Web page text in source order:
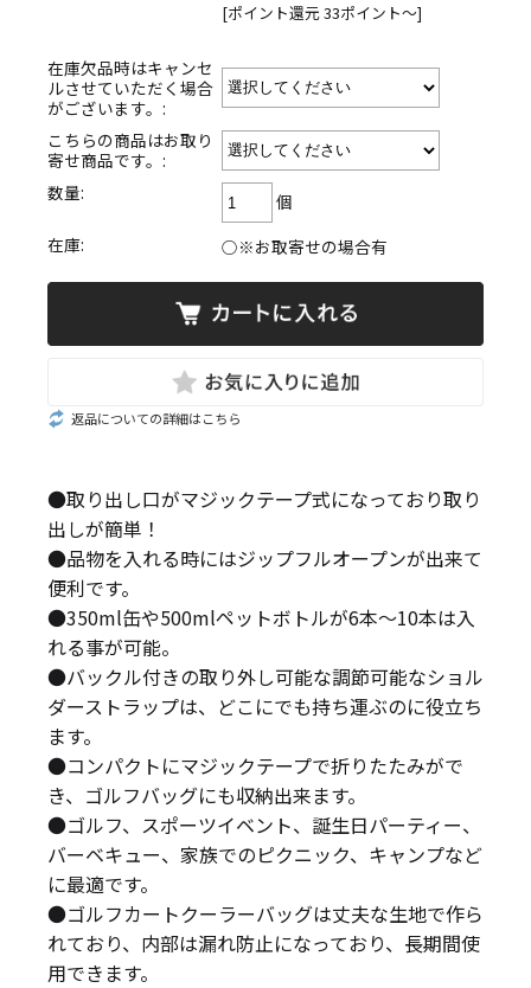
[ポイント還元 33ポイント～]
在庫欠品時はキャンセ
ルさせていただく場合
がございます。:
こちらの商品はお取り
寄せ商品です。:
数量:
個
在庫:
○※お取寄せの場合有
返品についての詳細はこちら
●取り出し口がマジックテープ式になっており取り
出しが簡単！
●品物を入れる時にはジップフルオープンが出来て
便利です。
●350ml缶や500mlペットボトルが6本〜10本は入
れる事が可能。
●バックル付きの取り外し可能な調節可能なショル
ダーストラップは、どこにでも持ち運ぶのに役立ち
ます。
●コンパクトにマジックテープで折りたたみがで
き、ゴルフバッグにも収納出来ます。
●ゴルフ、スポーツイベント、誕生日パーティー、
バーベキュー、家族でのピクニック、キャンプなど
に最適です。
●ゴルフカートクーラーバッグは丈夫な生地で作ら
れており、内部は漏れ防止になっており、長期間使
用できます。